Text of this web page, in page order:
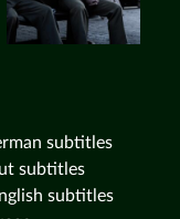
subtitles
subtitles
subtitles